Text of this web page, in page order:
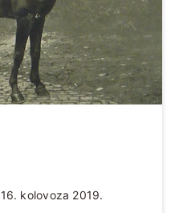
16. kolovoza 2019.